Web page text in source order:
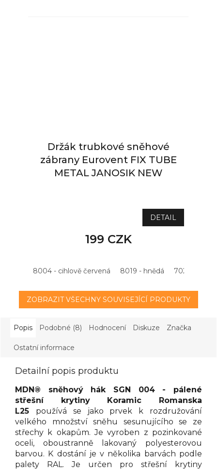
Držák trubkové sněhové
zábrany Eurovent FIX TUBE
METAL JANOSIK NEW
199 CZK
DETAIL
8004 - cihlově červená 8019 - hnědá 7021 -
ZOBRAZIT VŠECHNY SOUVISEJÍCÍ PRODUKTY
Popis Podobné (8) Hodnocení Diskuze Značka
Ostatní informace
Detailní popis produktu
MDN® sněhový hák SGN 004 - pálené
střešní krytiny Koramic Romanska
L25 používá se jako prvek k rozdružování
velkého množství sněhu sesunujícího se ze
střechy k okapům. Je vyroben z pozinkované
oceli, oboustranně lakovaný polyesterovou
barvou. K dostání je v několika barvách podle
palety RAL. Je určen pro střešní krytiny